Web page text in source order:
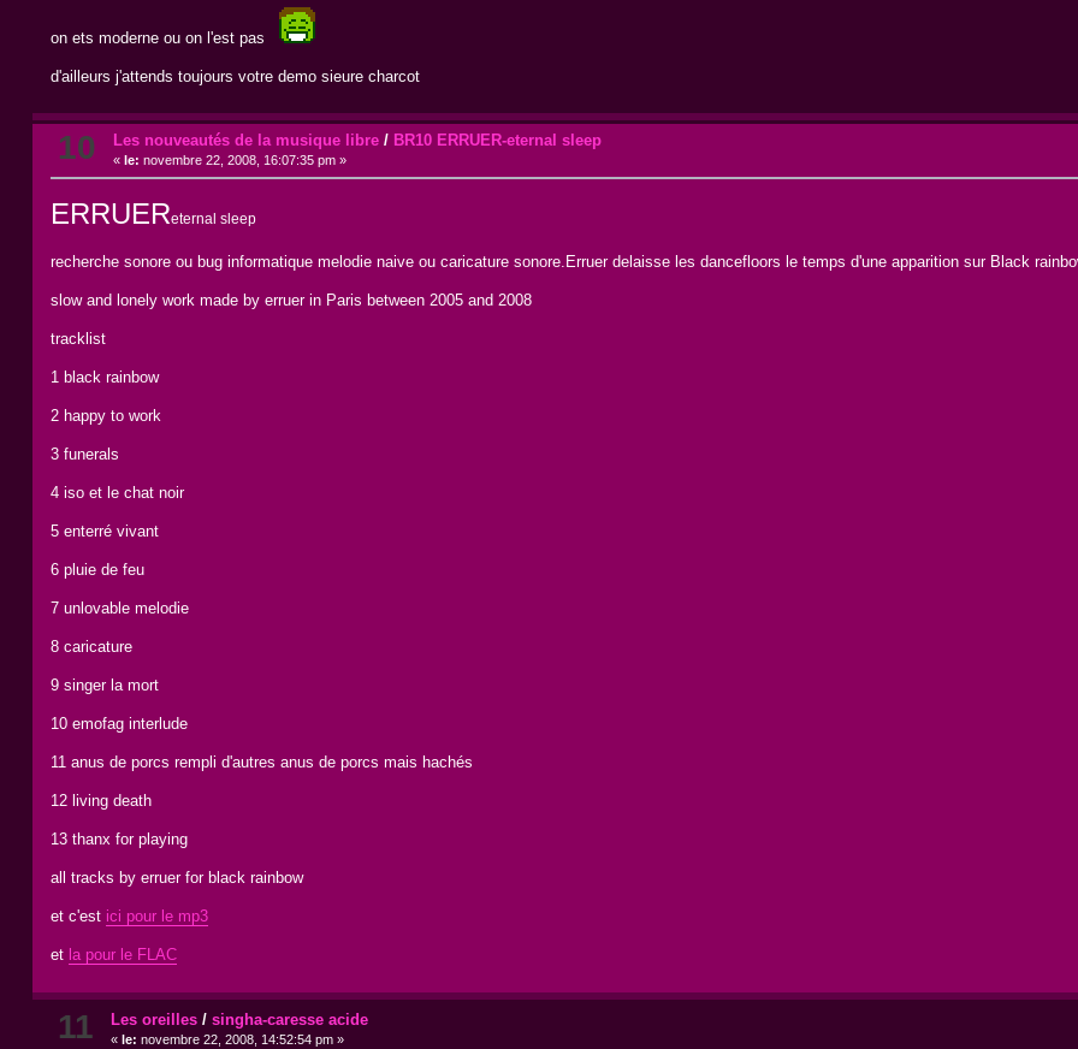
on ets moderne ou on l'est pas
d'ailleurs j'attends toujours votre demo sieure charcot
10 Les nouveautés de la musique libre/ BR10 ERRUER-eternal sleep
« le: novembre 22, 2008, 16:07:35 pm »
ERRUEReternal sleep
recherche sonore ou bug informatique melodie naive ou caricature sonore.Erruer delaisse les dancefloors le temps d'une apparition sur Black
slow and lonely work made by erruer in Paris between 2005 and 2008
tracklist
1 black rainbow
2 happy to work
3 funerals
4 iso et le chat noir
5 enterré vivant
6 pluie de feu
7 unlovable melodie
8 caricature
9 singer la mort
10 emofag interlude
11 anus de porcs rempli d'autres anus de porcs mais hachés
12 living death
13 thanx for playing
all tracks by erruer for black rainbow
et c'est ici pour le mp3
et la pour le FLAC
11 Les oreilles/ singha-caresse acide
« le: novembre 22, 2008, 14:52:54 pm »